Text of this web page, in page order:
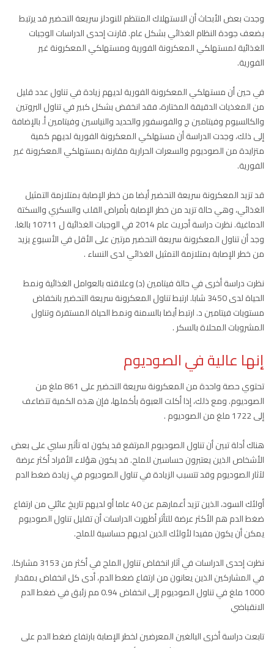
وجدت بعض الأبحاث أن الاستهلاك المنتظم للنودلز سريعة التحضير قد يرتبط
بضعف جودة النظام الغذائي بشكل عام. قارنت إحدى الدراسات الوجبات
الغذائية لمستهلكي المعكرونة الفورية ومستهلكي المعكرونة غير
الفورية.
في حين أن مستهلكي المعكرونة الفورية لديهم زيادة في تناول عدد قليل
من المغذيات الدقيقة المختارة، فقد انخفض بشكل كبير في تناول البروتين
والكالسيوم وفيتامين ج والفوسفور والحديد والنياسين وفيتامين أ. بالإضافة
إلى ذلك، وجدت الدراسة أن مستهلكي المعكرونة الفورية لديهم كمية
متزايدة من الصوديوم والسعرات الحرارية مقارنة بمستهلكي المعكرونة غير
الفورية.
قد تزيد المعكرونة سريعة التحضير أيضا من خطر الإصابة بمتلازمة التمثيل
الغذائي، وهي حالة تزيد من خطر الإصابة بأمراض القلب والسكري والسكتة
الدماغية. نظرت دراسة أجريت عام 2014 في الوجبات الغذائية ل 10711 بالغا.
وجد أن تناول المعكرونة سريعة التحضير مرتين على الأقل في الأسبوع يزيد
من خطر الإصابة بمتلازمة التمثيل الغذائي لدى النساء .
نظرت دراسة أخرى في حالة فيتامين (د) وعلاقته بالعوامل الغذائية ونمط
الحياة لدى 3450 شابا. ارتبط تناول المعكرونة سريعة التحضير بانخفاض
مستويات فيتامين د. ارتبط أيضا بالسمنة ونمط الحياة المستقرة وتناول
المشروبات المحلاة بالسكر .
إنها عالية في الصوديوم
تحتوي حصة واحدة من المعكرونة سريعة التحضير على 861 ملغ من
الصوديوم. ومع ذلك، إذا أكلت العبوة بأكملها، فإن هذه الكمية تتضاعف
إلى 1722 ملغ من الصوديوم .
هناك أدلة تبين أن تناول الصوديوم المرتفع قد يكون له تأثير سلبي على بعض
الأشخاص الذين يعتبرون حساسين للملح. قد يكون هؤلاء الأفراد أكثر عرضة
لآثار الصوديوم وقد تتسبب الزيادة في تناول الصوديوم في زيادة ضغط الدم
أولئك السود، الذين تزيد أعمارهم عن 40 عاما أو لديهم تاريخ عائلي من ارتفاع
ضغط الدم هم الأكثر عرضة للتأثر أظهرت الدراسات أن تقليل تناول الصوديوم
يمكن أن يكون مفيدا لأولئك الذين لديهم حساسية للملح.
نظرت إحدى الدراسات في آثار انخفاض تناول الملح في أكثر من 3153 مشاركا.
في المشاركين الذين يعانون من ارتفاع ضغط الدم، أدى كل انخفاض بمقدار
1000 ملغ في تناول الصوديوم إلى انخفاض 0.94 مم زئبق في ضغط الدم
الانقباضي
تابعت دراسة أخرى البالغين المعرضين لخطر الإصابة بارتفاع ضغط الدم على